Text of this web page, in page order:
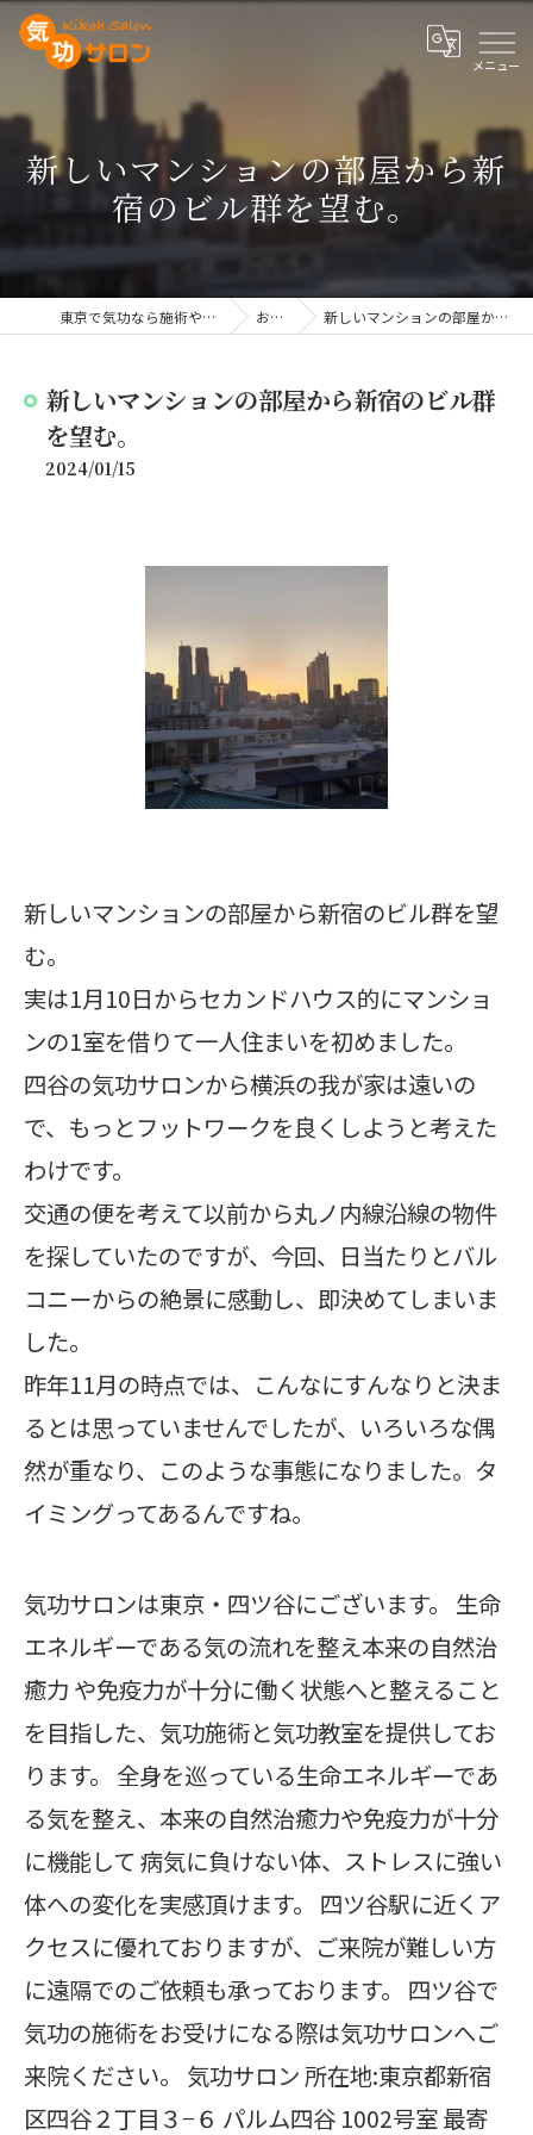
新しいマンションの部屋から新
宿のビル群を望む。
東京で気功なら施術や講座を行う気功サロン お知らせ 新しいマンションの部屋から新宿のビル群を望む。
新しいマンションの部屋から新宿のビル群
を望む。
2024/01/15
新しいマンションの部屋から新宿のビル群を望
む。
実は1月10日からセカンドハウス的にマンショ
ンの1室を借りて一人住まいを初めました。
四谷の気功サロンから横浜の我が家は遠いの
で、もっとフットワークを良くしようと考えた
わけです。
交通の便を考えて以前から丸ノ内線沿線の物件
を探していたのですが、今回、日当たりとバル
コニーからの絶景に感動し、即決めてしまいま
した。
昨年11月の時点では、こんなにすんなりと決ま
るとは思っていませんでしたが、いろいろな偶
然が重なり、このような事態になりました。タ
イミングってあるんですね。
気功サロンは東京・四ツ谷にございます。 生命
エネルギーである気の流れを整え本来の自然治
癒力 や免疫力が十分に働く状態へと整えること
を目指した、気功施術と気功教室を提供してお
ります。 全身を巡っている生命エネルギーであ
る気を整え、本来の自然治癒力や免疫力が十分
に機能して 病気に負けない体、ストレスに強い
体への変化を実感頂けます。 四ツ谷駅に近くア
クセスに優れておりますが、ご来院が難しい方
に遠隔でのご依頼も承っております。 四ツ谷で
気功の施術をお受けになる際は気功サロンへご
来院ください。 気功サロン 所在地:東京都新宿
区四谷２丁目３−６ パルム四谷 1002号室 最寄